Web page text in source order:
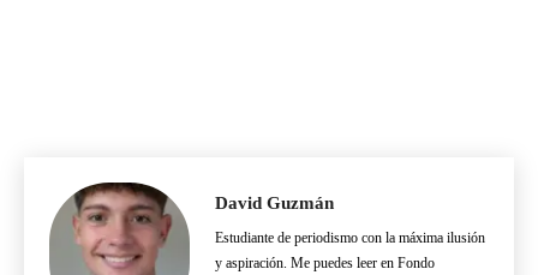
David Guzmán
Estudiante de periodismo con la máxima ilusión
y aspiración. Me puedes leer en Fondo